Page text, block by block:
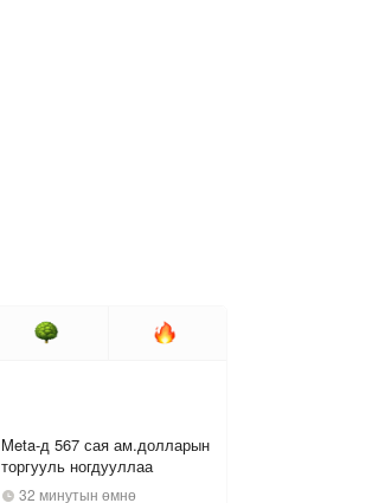
Meta-д 567 сая ам.долларын
торгууль ногдууллаа
32 минутын өмнө